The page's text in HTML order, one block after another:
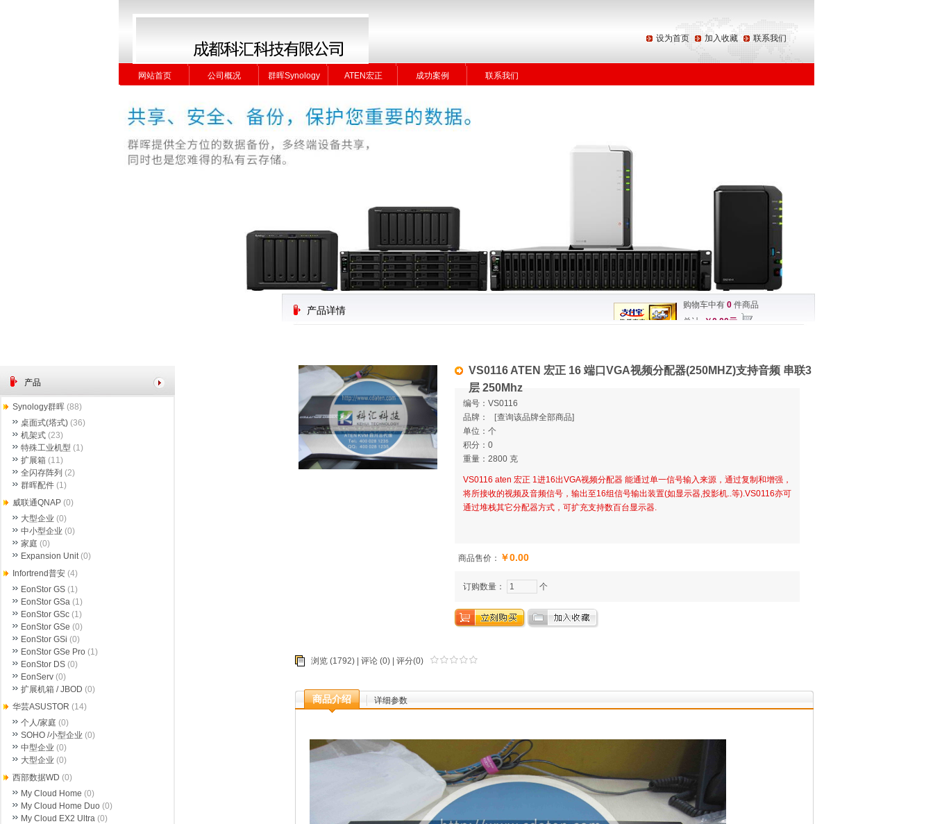
设为首页 加入收藏 联系我们
网站首页 公司概况 群晖Synology ATEN宏正 成功案例 联系我们
网站首页 公司概况 群晖Synology ATEN宏正 成功案例 联系我们
产品详情
购物车中有 0 件商品
总计
￥0.00元
VS0116 ATEN 宏正 16 端口VGA视频分配器(250MHZ)支持音频 串联3
层 250Mhz
编号：VS0116
品牌：
[查询该品牌全部商品]
单位：个
积分：0
重量：2800 克
VS0116 aten 宏正 1进16出VGA视频分配器 能通过单一信号输入来源，通过复制和增强，
将所接收的视频及音频信号，输出至16组信号输出装置(如显示器,投影机..等).VS0116亦可
通过堆栈其它分配器方式，可扩充支持数百台显示器.
商品售价： ￥0.00
订购数量： 个
浏览 (1792) | 评论 (0) | 评分(0)
商品介绍 详细参数
产品
Synology群晖 (88)
桌面式(塔式) (36)
机架式 (23)
特殊工业机型 (1)
扩展箱 (11)
全闪存阵列 (2)
群晖配件 (1)
威联通QNAP (0)
大型企业 (0)
中小型企业 (0)
家庭 (0)
Expansion Unit(0)
Infortrend普安 (4)
EonStor GS (1)
EonStor GSa (1)
EonStor GSc (1)
EonStor GSe (0)
EonStor GSi (0)
EonStor GSe Pro (1)
EonStor DS (0)
EonServ (0)
扩展机箱 / JBOD (0)
华芸ASUSTOR (14)
个人/家庭 (0)
SOHO /小型企业 (0)
中型企业 (0)
大型企业 (0)
西部数据WD (0)
My Cloud Home (0)
My Cloud Home Duo (0)
My Cloud EX2 Ultra (0)